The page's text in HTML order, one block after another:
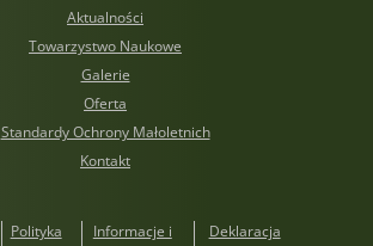
Aktualności
Towarzystwo Naukowe
Galerie
Oferta
Standardy Ochrony Małoletnich
Kontakt
Polityka
Informacje i
Deklaracja